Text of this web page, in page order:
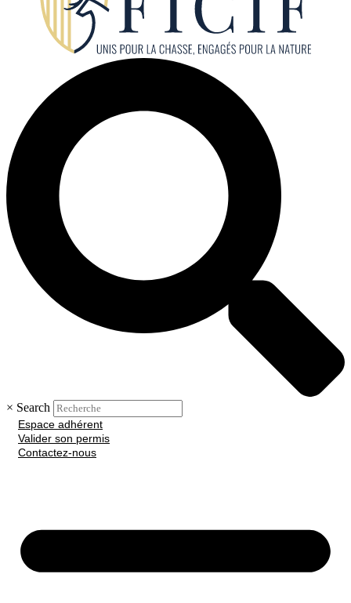
× Search
Espace adhérent
Valider son permis
Contactez-nous